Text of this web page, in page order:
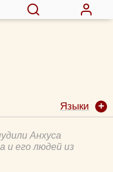
Языки
Анхуса
и его людей из